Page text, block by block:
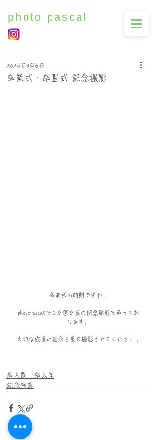
photo pascal
卒業式・卒園式 記念撮影
2024年3月6日
卒業式の時期ですね！
photopascalでは卒園卒業の記念撮影を承ってお
ります。
大切な成長の記念を是非撮影させてください！
卒入園 卒入学
記念写真